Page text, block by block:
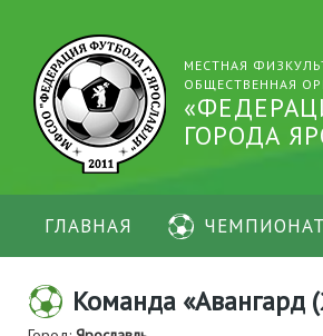
МЕСТНАЯ
ОБЩЕСТВЕННАЯ
ГОРОДА
ГЛАВНАЯ
Команда «Авангард